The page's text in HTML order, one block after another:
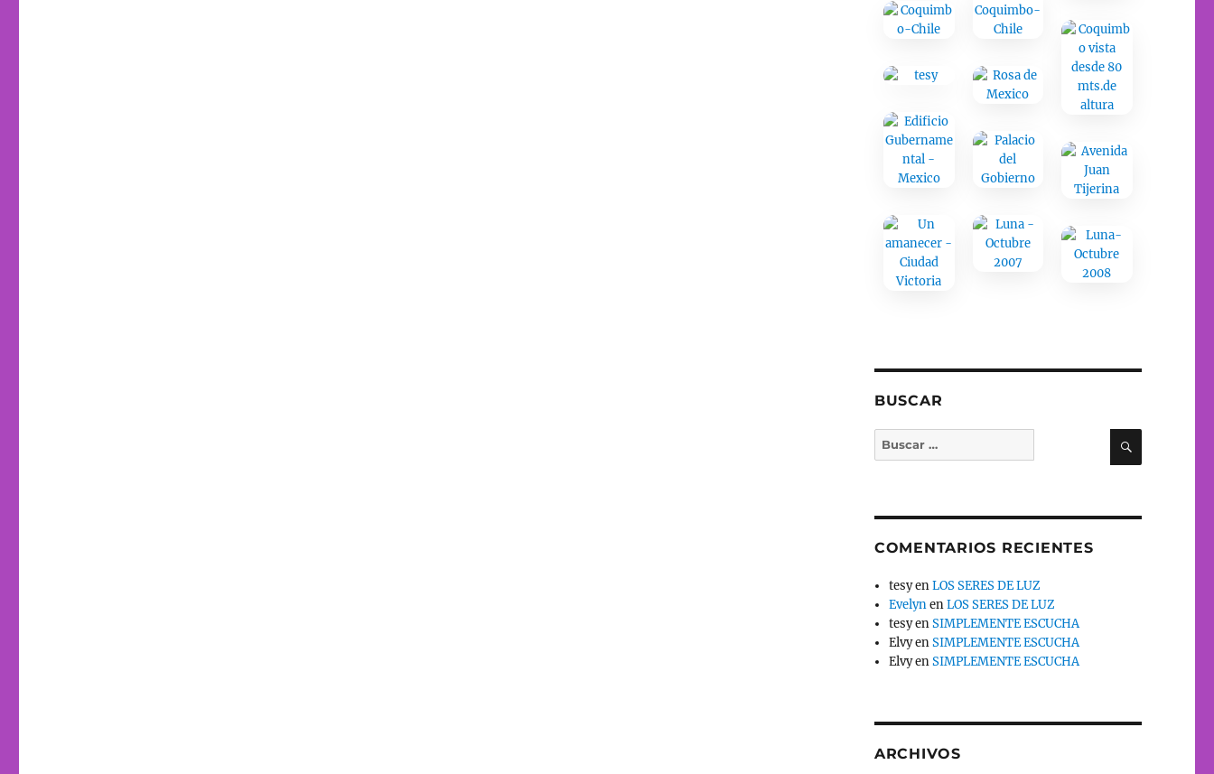
BUSCAR
Buscar
por:
COMENTARIOS RECIENTES
tesyenLOS SERES DE LUZ
EvelynenLOS SERES DE LUZ
tesyenSIMPLEMENTE ESCUCHA
ElvyenSIMPLEMENTE ESCUCHA
ElvyenSIMPLEMENTE ESCUCHA
ARCHIVOS